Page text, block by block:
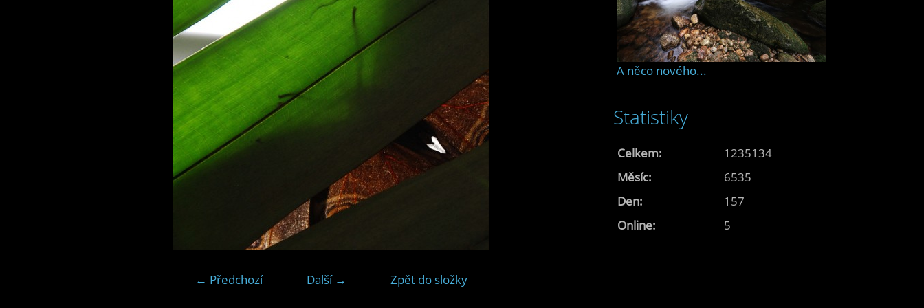
← Předchozí Další → Zpět do složky
A něco nového...
Statistiky
Online: 5
Celkem:
1235134
Měsíc:
6535
Den:
157